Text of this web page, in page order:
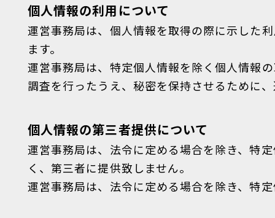
個人情報の利用について
運営事務局は、個人情報を取得の際に示した
ます。
運営事務局は、特定個人情報を除く個人情報
調査を行ったうえ、秘密を保持させるために
個人情報の第三者提供について
運営事務局は、法令に定める場合を除き、特
く、第三者に提供致しません。
運営事務局は、法令に定める場合を除き、特